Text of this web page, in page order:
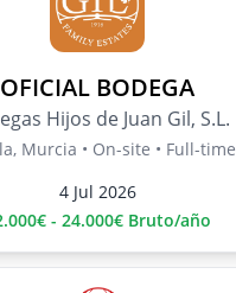
OFICIAL BODEGA
Hijos de Juan Gil, S.L.
Murcia • On-site • Full-time
4 Jul 2026
- 24.000€ Bruto/año